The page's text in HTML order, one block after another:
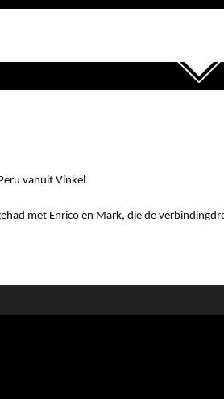
vanuit Vinkel
met Enrico en Mark, die de